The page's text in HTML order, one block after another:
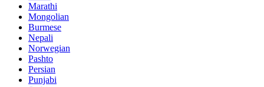
Marathi
Mongolian
Burmese
Nepali
Norwegian
Pashto
Persian
Punjabi